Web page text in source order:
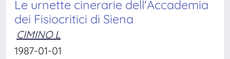
Le urnette cinerarie dell'Accademia
dei Fisiocritici di Siena
CIMINO L
1987-01-01